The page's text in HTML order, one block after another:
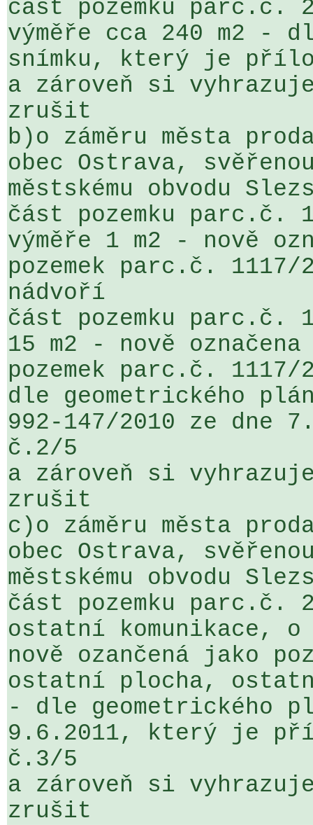
část pozemku parc.č.
výměře cca 240 m2 -
snímku, který je
a zároveň si
zrušit
b)o záměru města
obec Ostrava,
městskému obvodu
část pozemku parc.č.
výměře 1 m2 - nově
pozemek parc.č.
nádvoří
část pozemku parc.č.
15 m2 - nově
pozemek parc.č.
dle geometrického
992-147/2010 ze dne
č.2/5
a zároveň si
zrušit
c)o záměru města
obec Ostrava,
městskému obvodu
část pozemku parc.č.
ostatní komunikace,
nově ozančená jako
ostatní plocha,
- dle geometrického
9.6.2011, který je
č.3/5
a zároveň si
zrušit